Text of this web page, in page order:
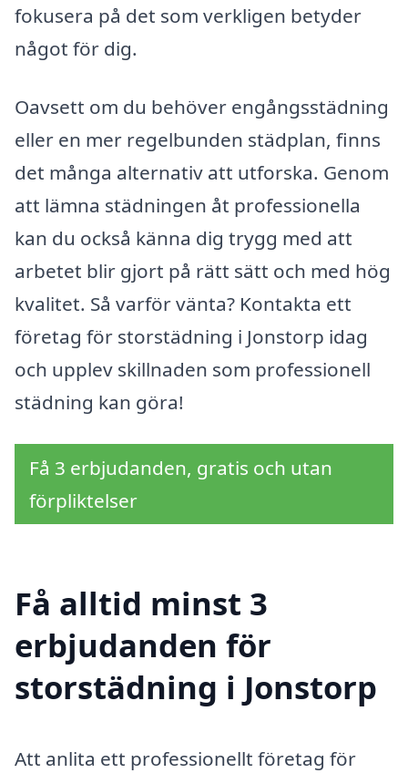
fokusera på det som verkligen betyder
något för dig.
Oavsett om du behöver engångsstädning
eller en mer regelbunden städplan, finns
det många alternativ att utforska. Genom
att lämna städningen åt professionella
kan du också känna dig trygg med att
arbetet blir gjort på rätt sätt och med hög
kvalitet. Så varför vänta? Kontakta ett
företag för storstädning i Jonstorp idag
och upplev skillnaden som professionell
städning kan göra!
Få 3 erbjudanden, gratis och utan
förpliktelser
Få alltid minst 3
erbjudanden för
storstädning i Jonstorp
Att anlita ett professionellt företag för